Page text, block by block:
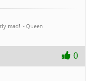
mad! ~ Queen
0